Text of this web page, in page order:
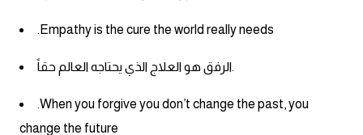
كلمات بحرف v
.Empathy is the cure the world really needs
الرفق هو العلاج الذي يحتاجه العالم حقاً.
.When you forgive you don’t change the past, you
change the future